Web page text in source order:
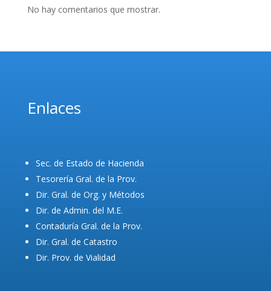
No hay comentarios que mostrar.
Enlaces
Sec. de Estado de Hacienda
Tesorería Gral. de la Prov.
Dir. Gral. de Org. y Métodos
Dir. de Admin. del M.E.
Contaduría Gral. de la Prov.
Dir. Gral. de Catastro
Dir. Prov. de Vialidad